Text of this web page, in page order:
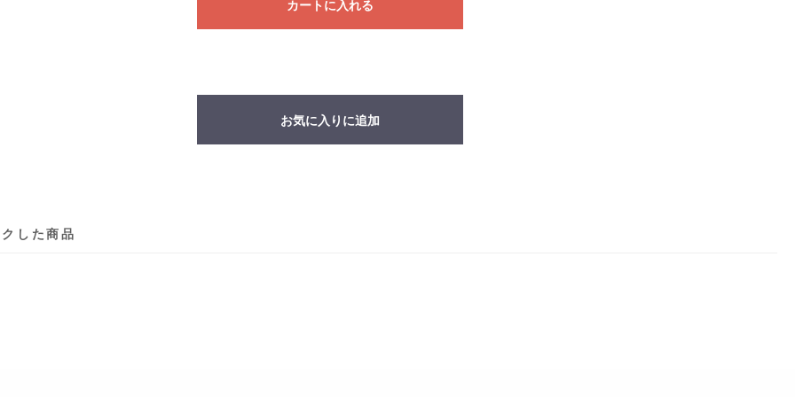
カートに入れる
お気に入りに追加
した商品